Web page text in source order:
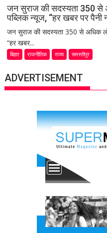
जन सुराज की सदस्यता 350 से
पब्लिक न्यूज, “हर खबर पर पैनी
जन सुराज की सदस्यता 350 से अधिक
“हर खबर...
बिहार राजनीतिक राज्य समस्तीपुर
ADVERTISEMENT